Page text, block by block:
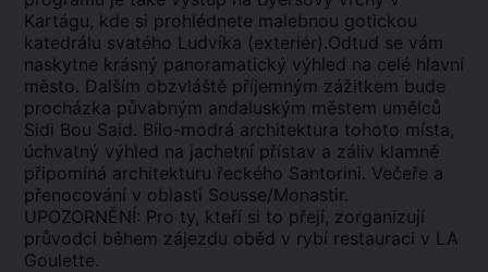
Kartágu, kde si prohlédnete malebnou gotickou
katedrálu svatého Ludvíka (exteriér).Odtud se vám
naskytne krásný panoramatický výhled na celé hlavní
město. Dalším obzvláště příjemným zážitkem bude
procházka půvabným andaluským městem umělců
Sidi Bou Said. Bílo-modrá architektura tohoto místa,
úchvatný výhled na jachetní přístav a záliv klamně
připomíná architekturu řeckého Santorini. Večeře a
přenocování v oblasti Sousse/Monastir.
UPOZORNĚNÍ: Pro ty, kteří si to přejí, zorganizují
průvodci během zájezdu oběd v rybí restauraci v LA
Goulette.